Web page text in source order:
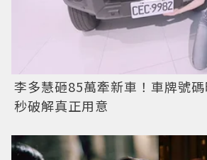
李多慧砸85萬牽新車！車牌號
秒破解真正用意